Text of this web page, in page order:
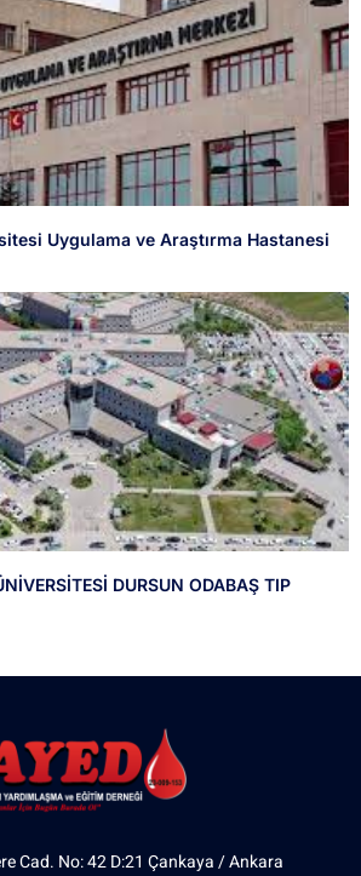
Uygulama ve Araştırma Hastanesi
DURSUN ODABAŞ TIP
Cad. No: 42 D:21 Çankaya / Ankara